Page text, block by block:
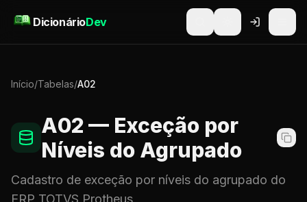
DicionárioDev
Início/Tabelas/A02
A02— Exceção por
Níveis do Agrupado
Cadastro de exceção por níveis do agrupado do
ERP TOTVS Protheus